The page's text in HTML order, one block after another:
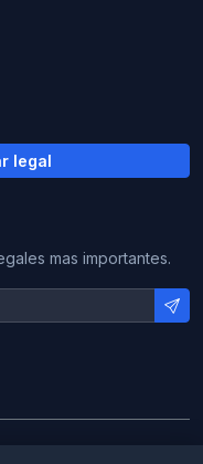
legal
mas importantes.